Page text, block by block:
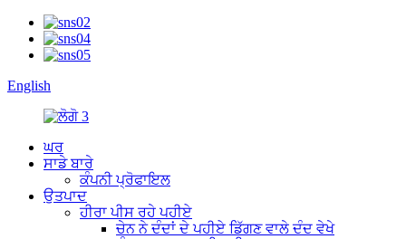
English
ਘਰ
ਸਾਡੇ ਬਾਰੇ
ਕੰਪਨੀ ਪ੍ਰੋਫਾਇਲ
ਉਤਪਾਦ
ਹੀਰਾ ਪੀਸ ਰਹੇ ਪਹੀਏ
ਚੇਨ ਨੇ ਦੰਦਾਂ ਦੇ ਪਹੀਏ ਡਿੱਗਣ ਵਾਲੇ ਦੰਦ ਵੇਖੇ